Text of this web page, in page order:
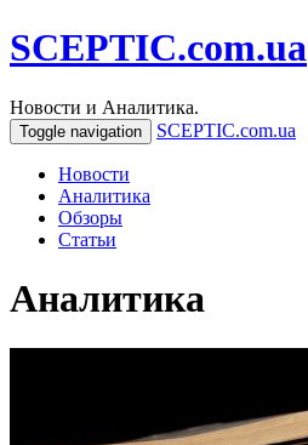
SCEPTIC.com.ua
Новости и Аналитика.
Toggle navigation SCEPTIC.com.ua
Новости
Аналитика
Обзоры
Статьи
Аналитика